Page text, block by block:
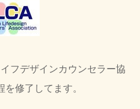
フデザインカウンセラー協
修了してます。